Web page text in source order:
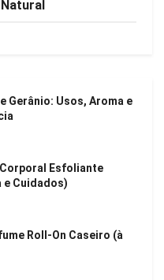
Gerânio: Usos, Aroma e
Esfoliante
e Cuidados)
Roll-On Caseiro (à